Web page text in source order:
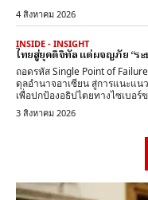
4 สิงหาคม 2026
INSIDE - INSIGHT
ไทยสู่ยุคดิจิทัล แต่ผจญภัย “ร
ถอดรหัส Single Point of
ดุลอำนาจอาเซียน สู่การแนะแ
เพื่อปกป้องอธิปไตยทางไซเบอร์
3 สิงหาคม 2026